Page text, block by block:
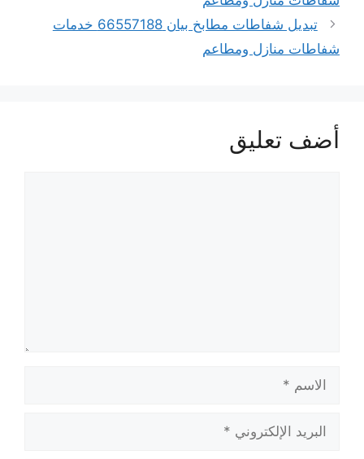
تبديل شفاطات مطابخ بيان 66557188 خدمات
شفاطات منازل ومطاعم
أضف تعليق
الاسم
البريد
الإلكتروني